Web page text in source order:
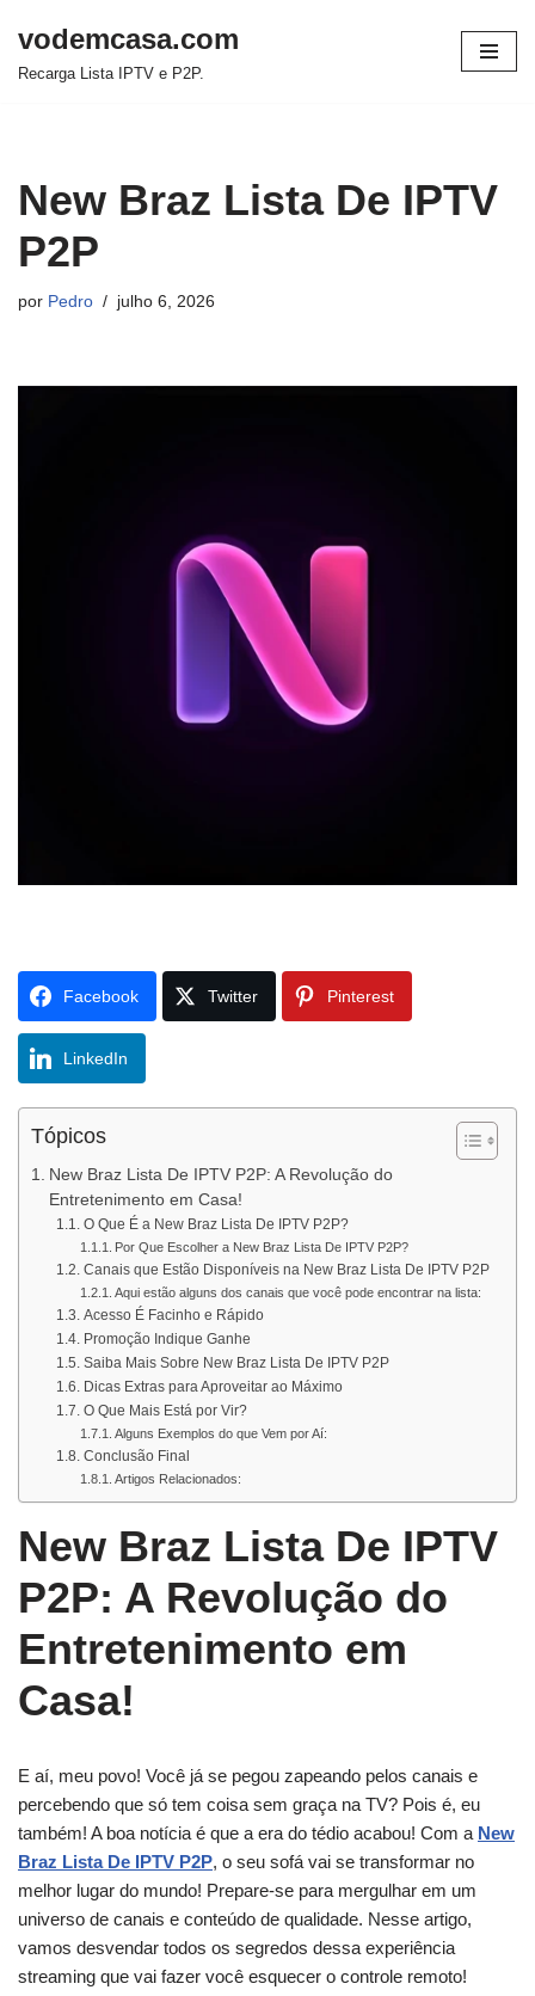
Pular
vodemcasa.com
Recarga Lista IPTV e P2P.
New Braz Lista De IPTV
P2P
por Pedro julho 6, 2026
Facebook Twitter Pinterest
LinkedIn
Tópicos
New Braz Lista De IPTV P2P: A Revolução do
Entretenimento em Casa!
O Que É a New Braz Lista De IPTV P2P?
Por Que Escolher a New Braz Lista De IPTV P2P?
Canais que Estão Disponíveis na New Braz Lista De IPTV P2P
Aqui estão alguns dos canais que você pode encontrar na lista:
Acesso É Facinho e Rápido
Promoção Indique Ganhe
Saiba Mais Sobre New Braz Lista De IPTV P2P
Dicas Extras para Aproveitar ao Máximo
O Que Mais Está por Vir?
Alguns Exemplos do que Vem por Aí:
Conclusão Final
Artigos Relacionados:
New Braz Lista De IPTV
P2P: A Revolução do
Entretenimento em
Casa!
E aí, meu povo! Você já se pegou zapeando pelos canais e
percebendo que só tem coisa sem graça na TV? Pois é, eu
também! A boa notícia é que a era do tédio acabou! Com a New
Braz Lista De IPTV P2P, o seu sofá vai se transformar no
melhor lugar do mundo! Prepare-se para mergulhar em um
universo de canais e conteúdo de qualidade. Nesse artigo,
vamos desvendar todos os segredos dessa experiência
streaming que vai fazer você esquecer o controle remoto!